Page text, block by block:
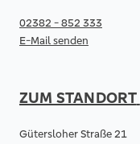
02382 - 852 333
E-Mail senden
ZUM STANDORT
Gütersloher Straße 21